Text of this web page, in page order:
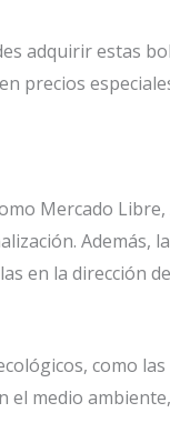
adquirir estas
precios
Mercado Libre,
Además,
en la dirección
como las
el medio